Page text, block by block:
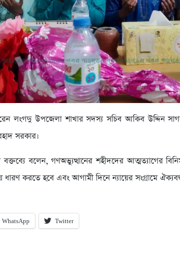
লংগদু উপজেলা শাখার সদস্য সচিব আকিব উদ্দিন
সরকার।
বলেন, গণঅভ্যুত্থানের শহীদদের আত্মত্যাগের
করতে হবে এবং আগামী দিনে ন্যায়ের সংগ্রামে
WhatsApp Twitter